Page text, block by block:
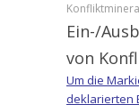
Ein-/
von
Um die
deklarierten